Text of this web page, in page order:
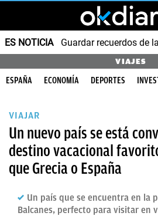
ES NOTICIA Guardar recuerdos de
VIAJES
ESPAÑA ECONOMÍA DEPORTES
VIAJAR
Un nuevo país se está
destino vacacional
que Grecia o España
Un país que se encuentra en la
Balcanes, perfecto para visitar en